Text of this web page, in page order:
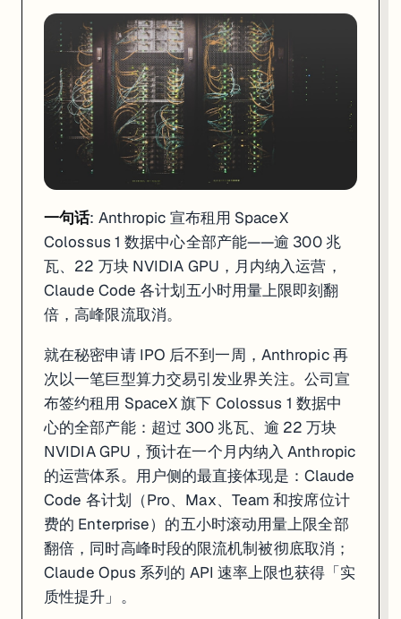
一句话: Anthropic 宣布租用 SpaceX
Colossus 1 数据中心全部产能——逾 300 兆
瓦、22 万块 NVIDIA GPU，月内纳入运营，
Claude Code 各计划五小时用量上限即刻翻
倍，高峰限流取消。
就在秘密申请 IPO 后不到一周，Anthropic 再
次以一笔巨型算力交易引发业界关注。公司宣
布签约租用 SpaceX 旗下 Colossus 1 数据中
心的全部产能：超过 300 兆瓦、逾 22 万块
NVIDIA GPU，预计在一个月内纳入 Anthropic
的运营体系。用户侧的最直接体现是：Claude
Code 各计划（Pro、Max、Team 和按席位计
费的 Enterprise）的五小时滚动用量上限全部
翻倍，同时高峰时段的限流机制被彻底取消；
Claude Opus 系列的 API 速率上限也获得「实
质性提升」。